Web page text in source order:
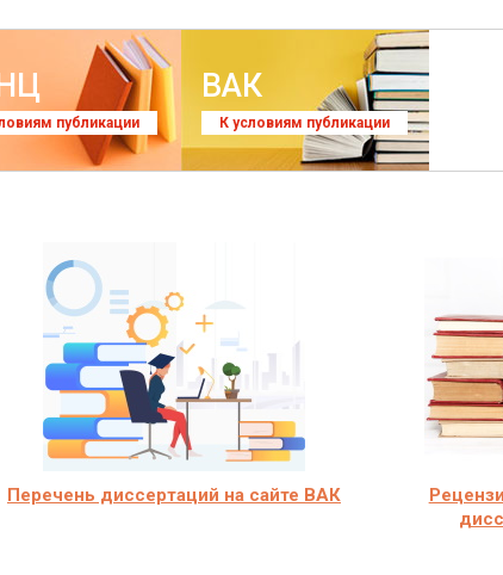
публикации
ВАК
К условиям публикации
Перечень диссертаций на сайте ВАК